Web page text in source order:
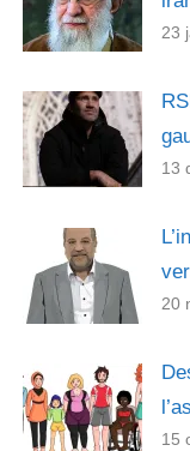
23
13
20
15